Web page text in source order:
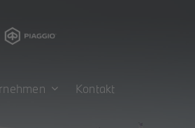
Kontakt